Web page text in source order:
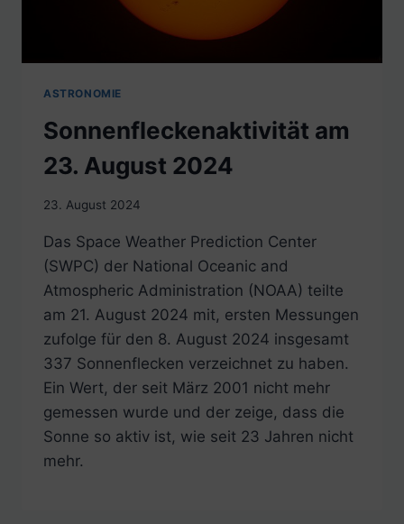
ASTRONOMIE
Sonnenfleckenaktivität am
23. August 2024
23. August 2024
Das Space Weather Prediction Center
(SWPC) der National Oceanic and
Atmospheric Administration (NOAA) teilte
am 21. August 2024 mit, ersten Messungen
zufolge für den 8. August 2024 insgesamt
337 Sonnenflecken verzeichnet zu haben.
Ein Wert, der seit März 2001 nicht mehr
gemessen wurde und der zeige, dass die
Sonne so aktiv ist, wie seit 23 Jahren nicht
mehr.